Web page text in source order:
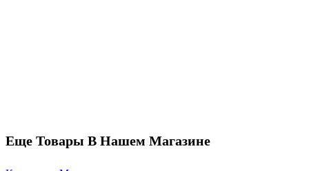
Еще Товары В Нашем Магазине